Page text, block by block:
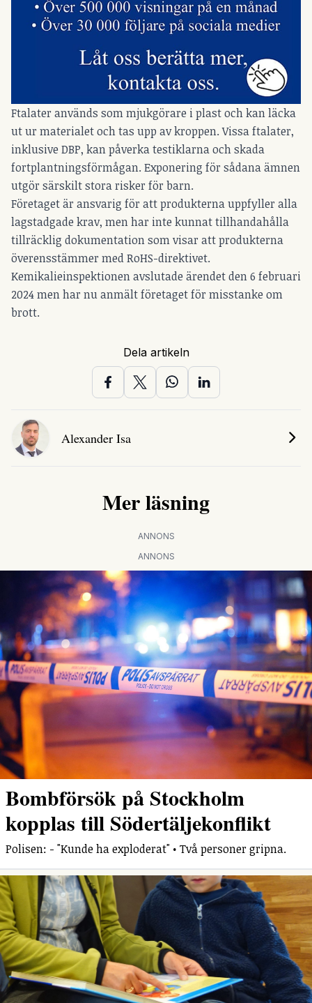
Ftalater används som mjukgörare i plast och kan läcka
ut ur materialet och tas upp av kroppen. Vissa ftalater,
inklusive DBP, kan påverka testiklarna och skada
fortplantningsförmågan. Exponering för sådana ämnen
utgör särskilt stora risker för barn.
Företaget är ansvarig för att produkterna uppfyller alla
lagstadgade krav, men har inte kunnat tillhandahålla
tillräcklig dokumentation som visar att produkterna
överensstämmer med RoHS-direktivet.
Kemikalieinspektionen avslutade ärendet den 6 februari
2024 men har nu anmält företaget för misstanke om
brott.
Dela artikeln
Alexander Isa
Mer läsning
ANNONS
ANNONS
Bombförsök på Stockholm
kopplas till Södertäljekonflikt
Polisen: - "Kunde ha exploderat" • Två personer gripna.